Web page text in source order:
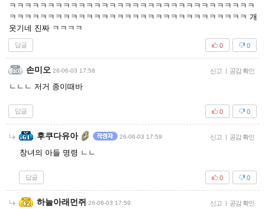
ㅋㅋㅋㅋㅋㅋㅋㅋㅋㅋㅋㅋㅋㅋㅋㅋㅋㅋㅋㅋㅋㅋㅋㅋㅋㅋㅋㅋㅋㅋㅋㅋ
ㅋㅋㅋㅋㅋㅋㅋㅋㅋㅋㅋㅋㅋㅋㅋㅋㅋㅋㅋㅋㅋㅋㅋㅋㅋㅋㅋㅋㅋㅋㅋ 개
웃기네 진짜 ㅋㅋㅋㅋ
답글 0
0
손미오 26-06-03 17:58 신고 | 공감 확인
ㄴㄴㄴ 저거 종이때바
답글 0
0
후쿠다유아 26-06-03 17:59 신고 | 공감 확인
창녀의 아들 명령 ㄴㄴ
답글 0
0
하늘아래먼쥐 26-06-03 17:59 신고 | 공감 확인